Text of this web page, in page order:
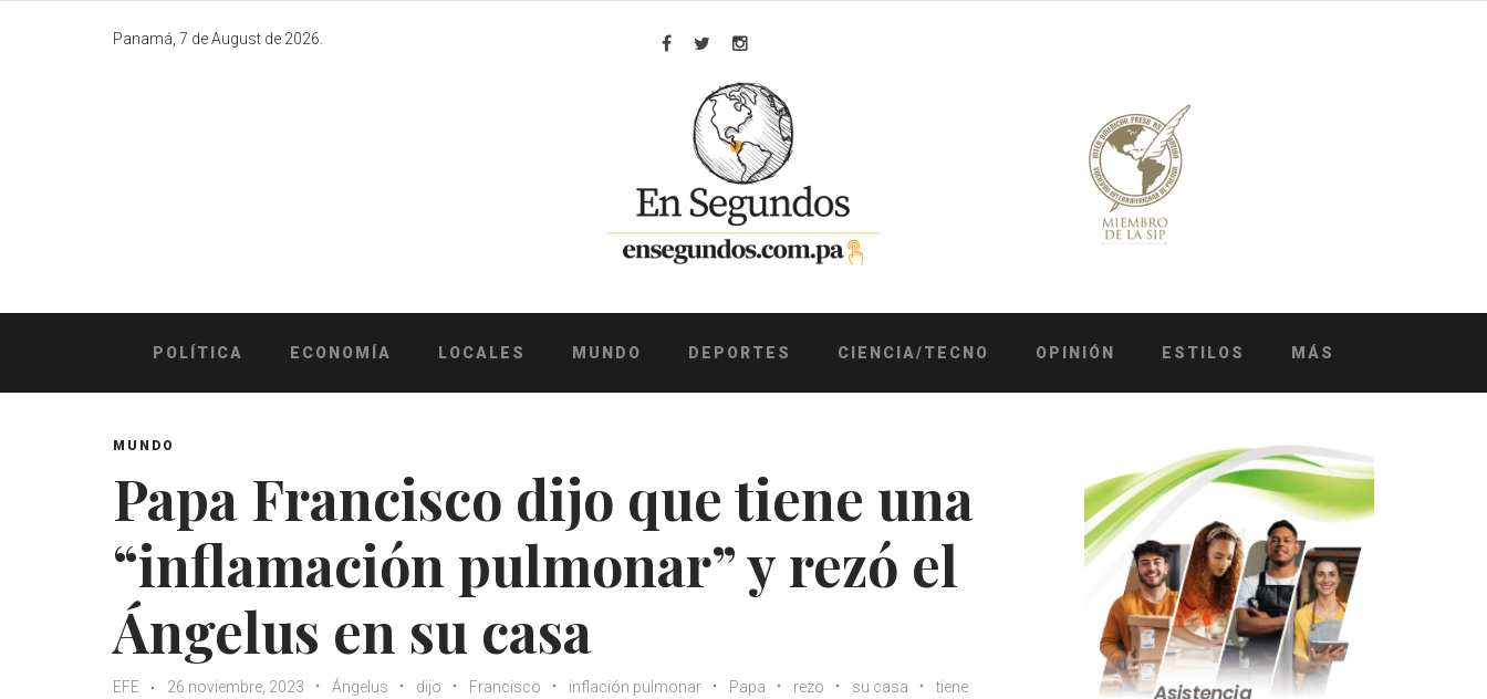
Panamá, 7 de August de 2026.
Facebook
TwitterInstagram
POLÍTICA ECONOMÍA LOCALES MUNDO DEPORTES CIENCIA/TECNO OPINIÓN ESTILOS MÁS
MUNDO
Papa Francisco dijo que tiene una
“inflamación pulmonar” y rezó el
Ángelus en su casa
EFE 26 noviembre, 2023 Ángelus dijo Francisco inflación pulmonar Papa rezo su casa tiene